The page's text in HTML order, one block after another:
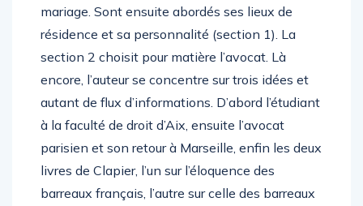
mariage. Sont ensuite abordés ses lieux de
résidence et sa personnalité (section 1). La
section 2 choisit pour matière l’avocat. Là
encore, l’auteur se concentre sur trois idées et
autant de flux d’informations. D’abord l’étudiant
à la faculté de droit d’Aix, ensuite l’avocat
parisien et son retour à Marseille, enfin les deux
livres de Clapier, l’un sur l’éloquence des
barreaux français, l’autre sur celle des barreaux